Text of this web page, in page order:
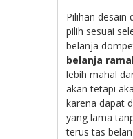
Pilihan desain
pilih sesuai
belanja
belanja
lebih mahal
akan tetapi
karena dapat
yang lama
terus tas